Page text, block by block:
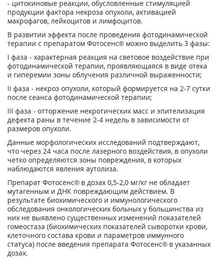
- цитокиновые реакции, обусловленные стимуляцией
продукции фактора некроза опухоли, активацией
макрофагов, лейкоцитов и лимфоцитов.
В развитии эффекта после проведения фотодинамической
терапии с препаратом Фотосенс® можно выделить 3 фазы:
I фаза - характерная реакция на световое воздействие при
фотодинамической терапии, проявляющаяся в виде отека
и гиперемии зоны облучения различной выраженности;
II фаза - некроз опухоли, который формируется на 2-7 сутки
после сеанса фотодинамической терапии;
III фаза - отторжение некротических масс и эпителизация
дефекта раны в течение 2-4 недель в зависимости от
размеров опухоли.
Данные морфологических исследований подтверждают,
что через 24 часа после лазерного воздействия, в опухоли
четко определяются зоны повреждения, в которых
наблюдаются явления аутолиза.
Препарат Фотосенс® в дозах 0,5-2,0 мг/кг не обладает
мутагенным и ДНК повреждающим действием. В
результате биохимического и иммунологического
обследования онкологических больных у большинства из
них не выявлено существенных изменений показателей
гомеостаза (биохимических показателей сыворотки крови,
клеточного состава крови и параметров иммунного
статуса) после введения препарата Фотосенс® в указанных
дозах.